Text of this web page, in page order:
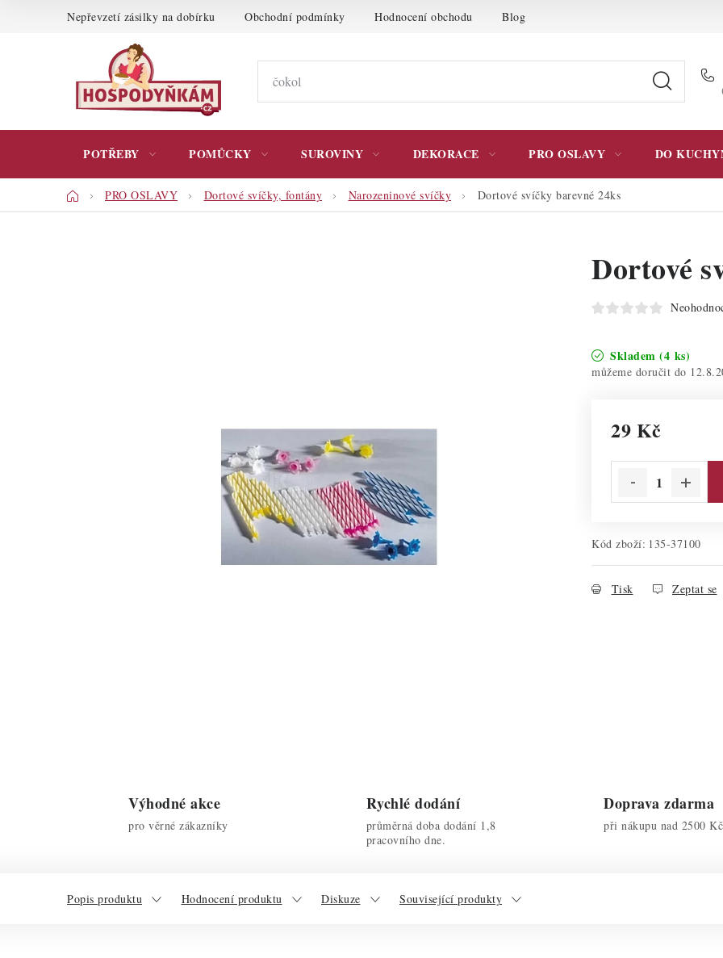
Nepřevzetí zásilky na dobírku Obchodní podmínky Hodnocení obchodu Blog
POTŘEBY POMŮCKY SUROVINY DEKORACE PRO OSLAVY DO
DomůPRO OSLAVY Dortové svíčky, fontány Narozeninové svíčky Dortové svíčky barevné 24ks
Dortové
Skladem (4 ks)
29 Kč
Kód zboží: 135-37100
Tisk Zeptat se
Výhodné akce
pro věrné zákazníky
Rychlé dodání
průměrná doba dodání 1,8
pracovního dne.
Doprava zdarma
při nákupu nad 2500 Kč
Popis produktu Hodnocení produktu Diskuze Související produkty